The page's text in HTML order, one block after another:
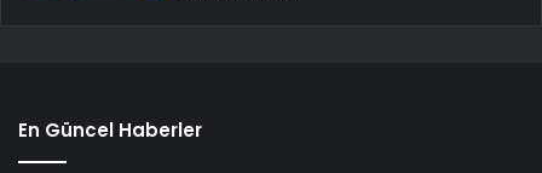
En Güncel Haberler